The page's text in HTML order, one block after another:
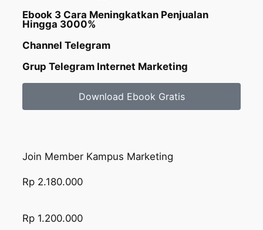
Ebook 3 Cara Meningkatkan Penjualan
Hingga 3000%
Channel Telegram
Grup Telegram Internet Marketing
Download Ebook Gratis
Join Member Kampus Marketing
Rp 2.180.000
Rp 1.200.000